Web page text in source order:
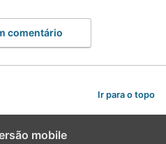
comentário
Ir para o topo
mobile